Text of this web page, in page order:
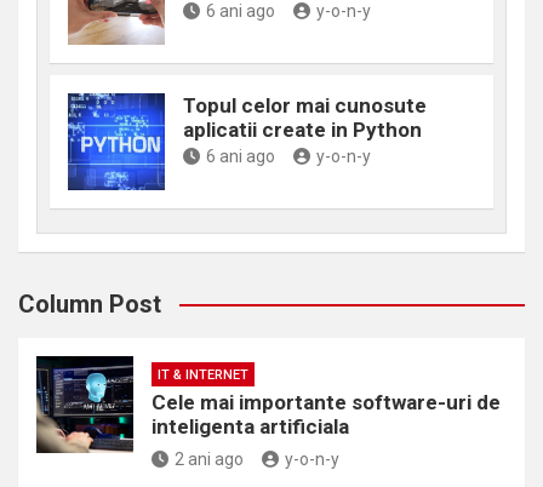
6 ani ago y-o-n-y
Topul celor mai cunosute
aplicatii create in Python
6 ani ago y-o-n-y
Column Post
IT & INTERNET
Cele mai importante software-uri de
inteligenta artificiala
2 ani ago y-o-n-y